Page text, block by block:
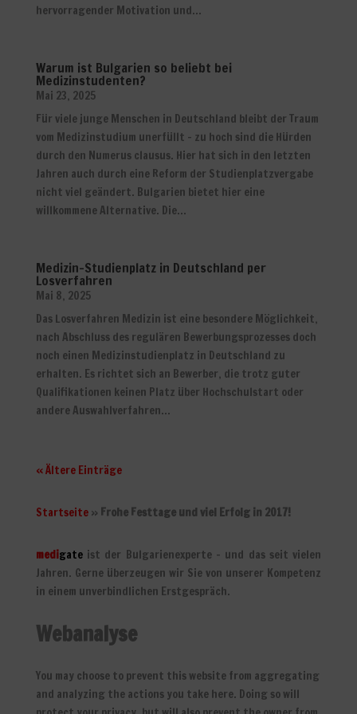
hervorragender Motivation und...
Warum ist Bulgarien so beliebt bei
Medizinstudenten?
Mai 23, 2025
Für viele junge Menschen in Deutschland bleibt der Traum
vom Medizinstudium unerfüllt – zu hoch sind die Hürden
durch den Numerus clausus. Hier hat sich in den letzten
Jahren auch durch eine Reform der Studienplatzvergabe
nicht viel geändert. Bulgarien bietet hier eine
willkommene Alternative. Die...
Medizin-Studienplatz in Deutschland per
Losverfahren
Mai 8, 2025
Das Losverfahren Medizin ist eine besondere Möglichkeit,
nach Abschluss des regulären Bewerbungsprozesses doch
noch einen Medizinstudienplatz in Deutschland zu
erhalten. Es richtet sich an Bewerber, die trotz guter
Qualifikationen keinen Platz über Hochschulstart oder
andere Auswahlverfahren...
« Ältere Einträge
Startseite» Frohe Festtage und viel Erfolg in 2017!
medigateist der Bulgarienexperte – und das seit vielen
Jahren. Gerne überzeugen wir Sie von unserer Kompetenz
in einem unverbindlichen Erstgespräch.
Webanalyse
You may choose to prevent this website from aggregating
and analyzing the actions you take here. Doing so will